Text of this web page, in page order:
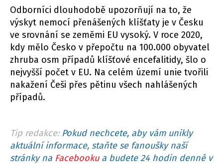
Odborníci dlouhodobě upozorňují na to, že
výskyt nemocí přenášených klíšťaty je v Česku
ve srovnání se zeměmi EU vysoký. V roce 2020,
kdy mělo Česko v přepočtu na 100.000 obyvatel
zhruba osm případů klíšťové encefalitidy, šlo o
nejvyšší počet v EU. Na celém území unie tvořili
nakažení Češi přes pětinu všech nahlášených
případů.
Tip redakce: Pokud nechcete, aby vám unikly
aktuální informace, staňte se fanoušky naší
stránky na Facebookua budete 24 hodin denně v